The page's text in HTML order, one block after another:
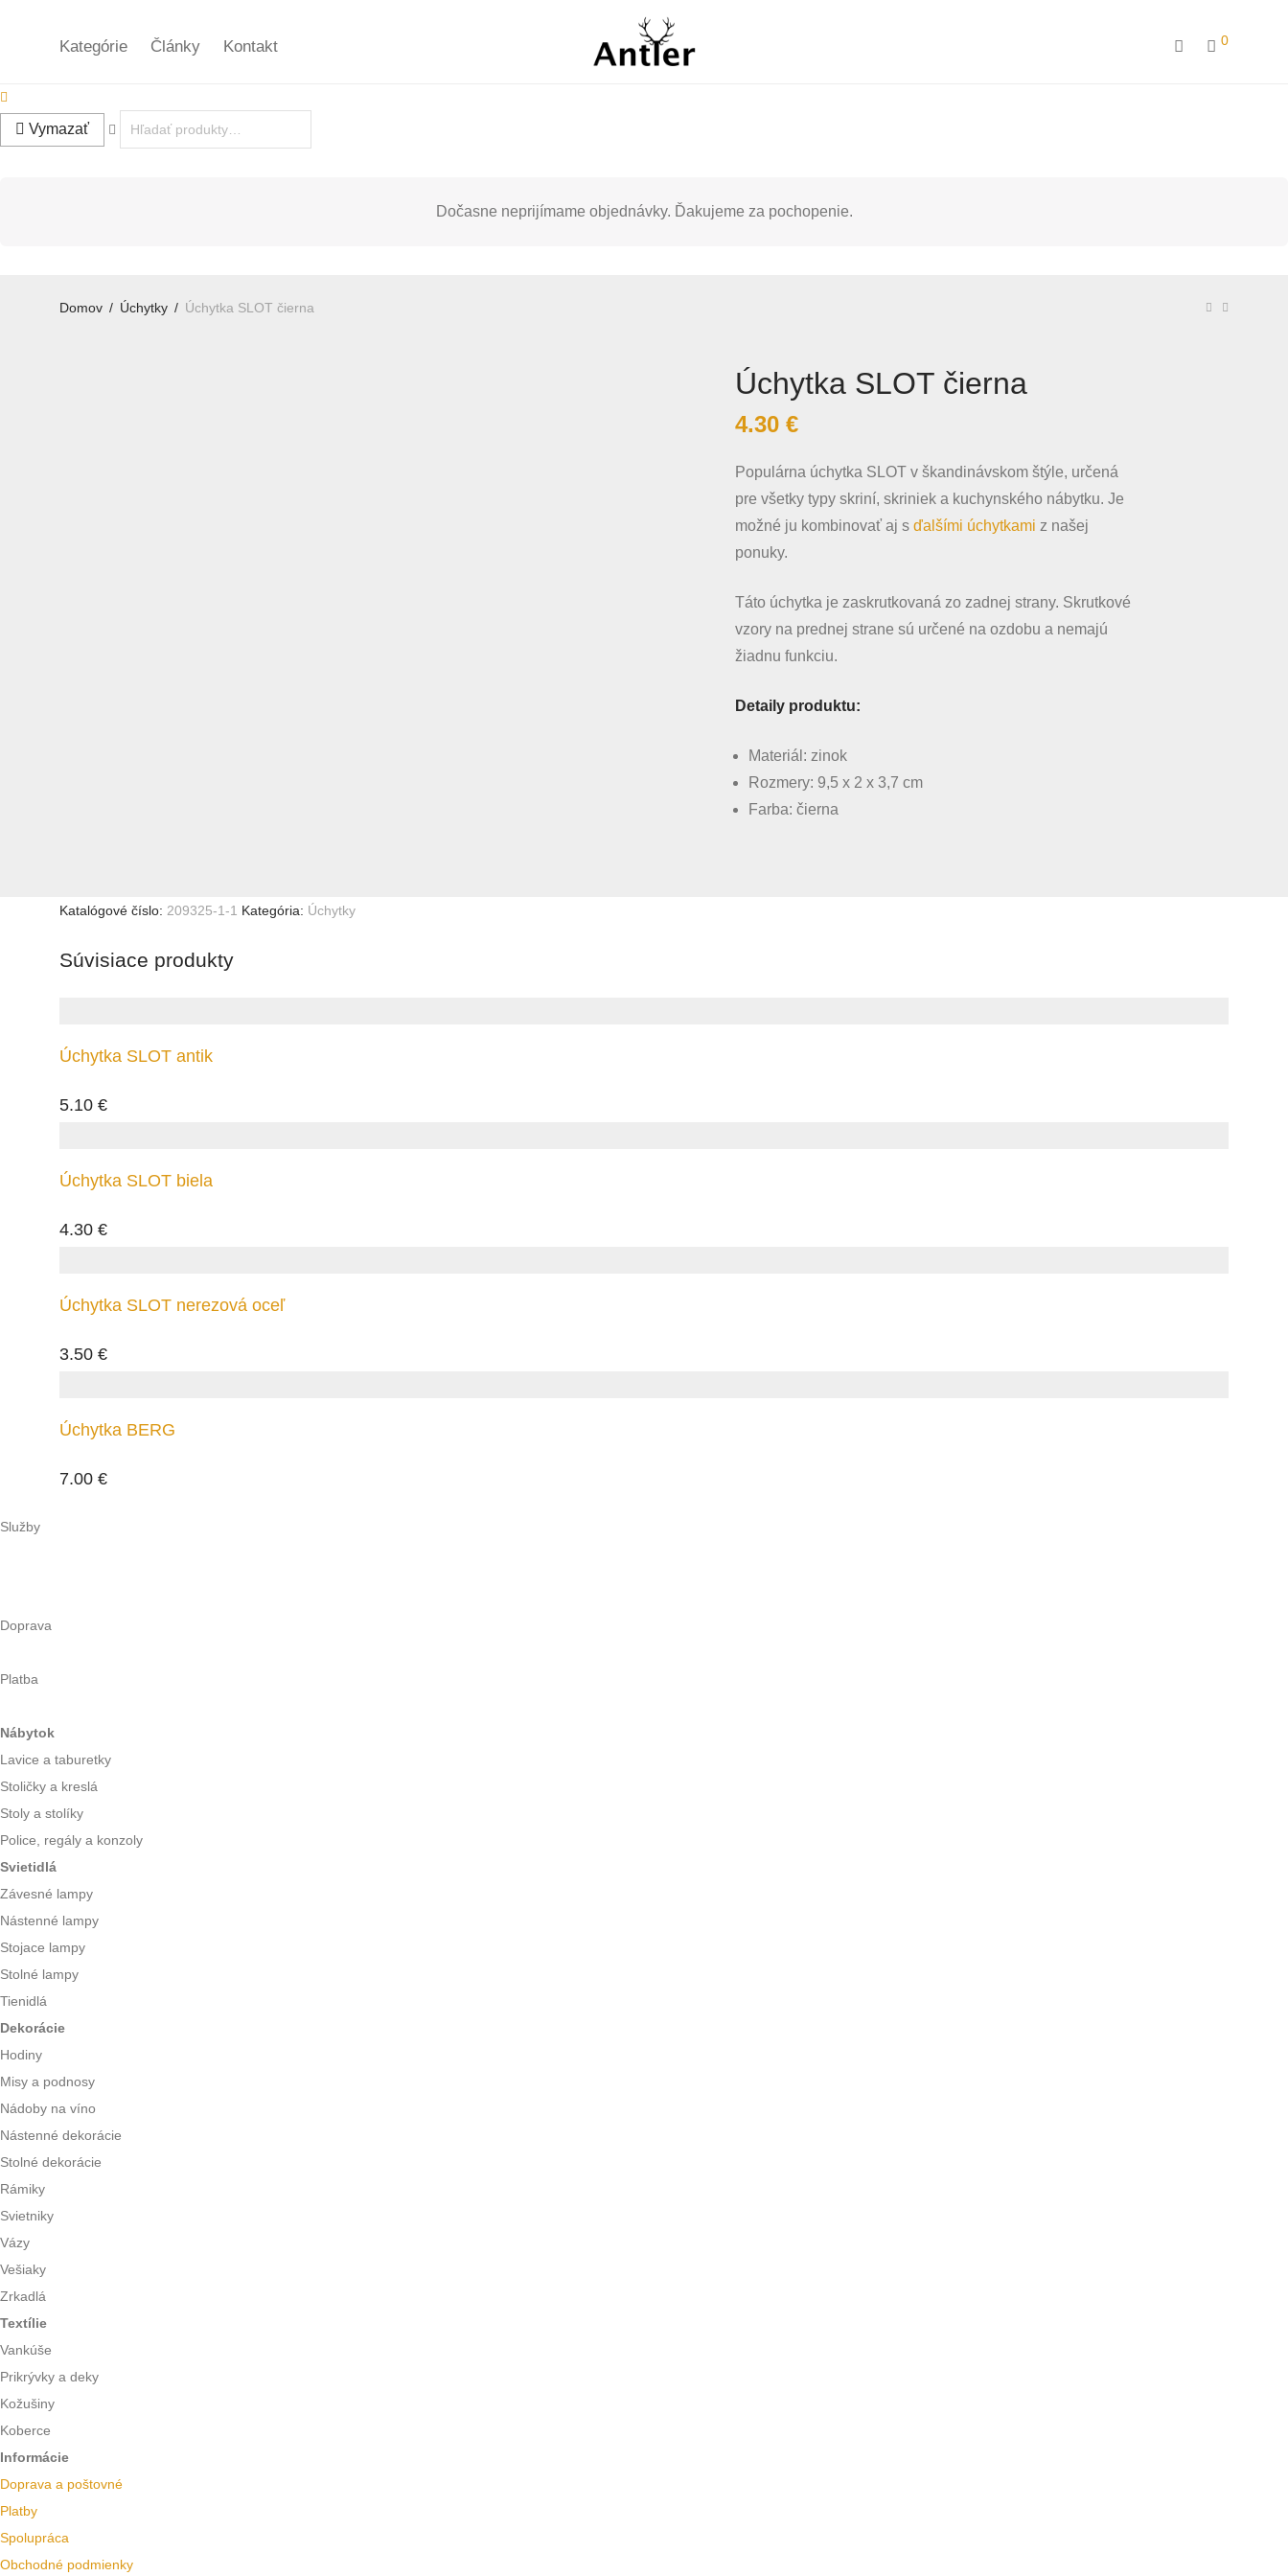
Kategórie Články Kontakt 0
Vymazať
Dočasne neprijímame objednávky. Ďakujeme za pochopenie.
Domov / Úchytky / Úchytka SLOT čierna
Úchytka SLOT čierna
4.30 €
Populárna úchytka SLOT v škandinávskom štýle, určená
pre všetky typy skriní, skriniek a kuchynského nábytku. Je
možné ju kombinovať aj s ďalšími úchytkami z našej
ponuky.
Táto úchytka je zaskrutkovaná zo zadnej strany. Skrutkové
vzory na prednej strane sú určené na ozdobu a nemajú
žiadnu funkciu.
Detaily produktu:
Materiál: zinok
Rozmery: 9,5 x 2 x 3,7 cm
Farba: čierna
Katalógové číslo: 209325-1-1 Kategória: Úchytky
Súvisiace produkty
Úchytka SLOT antik
5.10 €
Úchytka SLOT biela
4.30 €
Úchytka SLOT nerezová oceľ
3.50 €
Úchytka BERG
7.00 €
Služby
Doprava
Platba
Nábytok
Lavice a taburetky
Stoličky a kreslá
Stoly a stolíky
Police, regály a konzoly
Svietidlá
Závesné lampy
Nástenné lampy
Stojace lampy
Stolné lampy
Tienidlá
Dekorácie
Hodiny
Misy a podnosy
Nádoby na víno
Nástenné dekorácie
Stolné dekorácie
Rámiky
Svietniky
Vázy
Vešiaky
Zrkadlá
Textílie
Vankúše
Prikrývky a deky
Kožušiny
Koberce
Informácie
Doprava a poštovné
Platby
Spolupráca
Obchodné podmienky